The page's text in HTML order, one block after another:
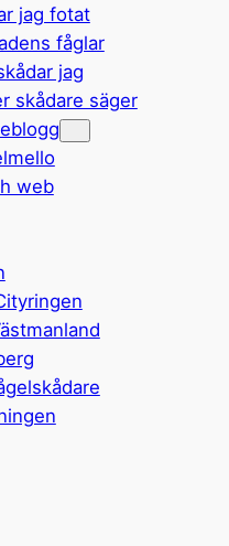
jag fotat
fåglar
jag
skådare säger
web